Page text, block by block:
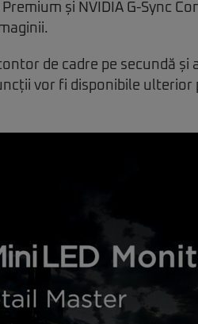
Premium și NVIDIA G-Sync
de cadre pe secundă și
vor fi disponibile ulterior